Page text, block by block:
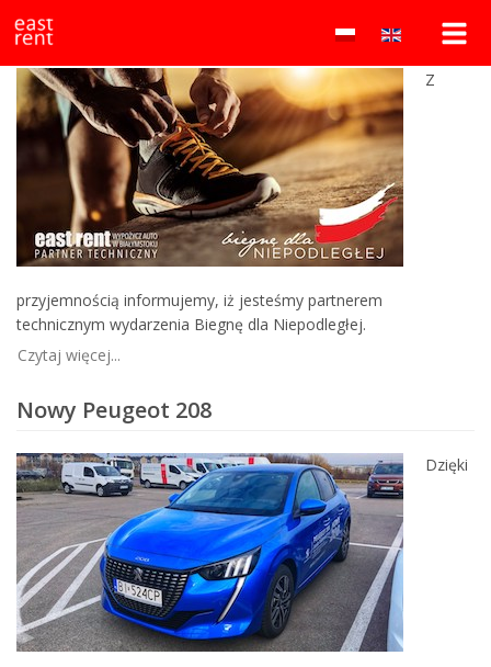
Wypożyczalnia
samochodów
Białystok
east
rent
rent
lokalna
wypożyczalnia
samochodów
Białymstoku
osobowe
dostawcze
atrakcyjnych
cenach.
bez
Najtańsza
wypożyczalnia
samochodów
Białymstoku.
Oferujemy
wynajem
busów
east rent & Biegnę dla Niepodległej
Z
przyjemnością informujemy, iż jesteśmy partnerem
technicznym wydarzenia Biegnę dla Niepodległej.
Czytaj więcej...
Nowy Peugeot 208
Dzięki